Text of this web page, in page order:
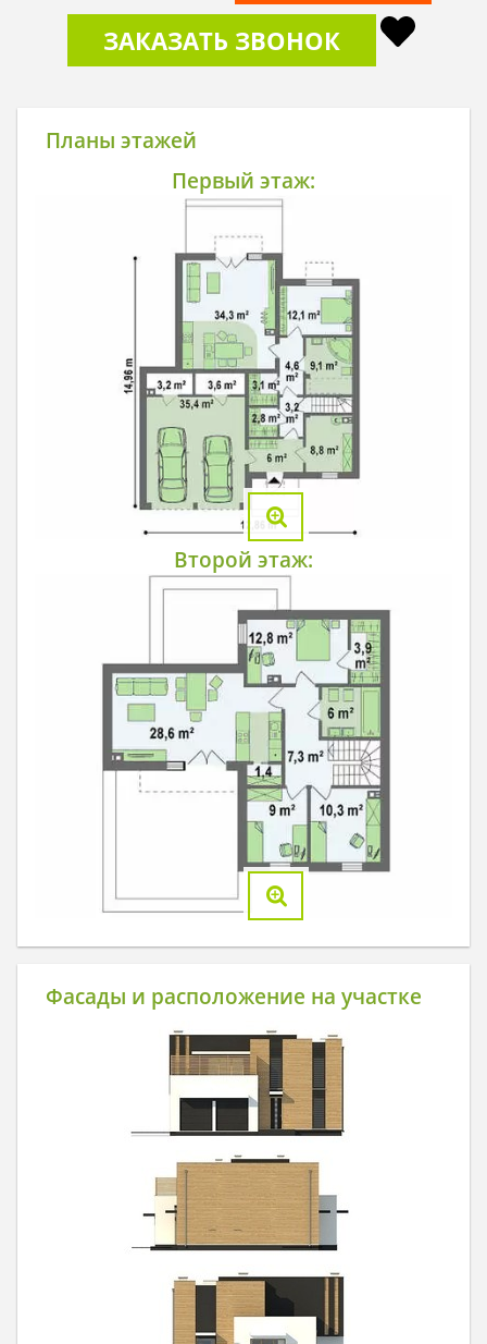
ЗАКАЗАТЬ ЗВОНОК
Планы этажей
Первый этаж:
Второй этаж:
Фасады и расположение на участке